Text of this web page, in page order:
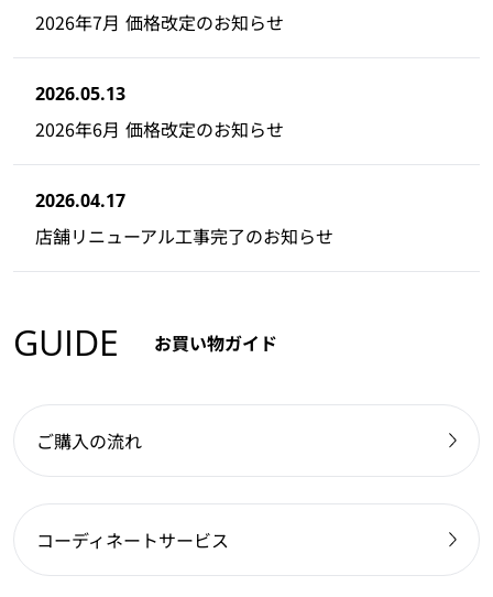
2026年7月 価格改定のお知らせ
2026.05.13
2026年6月 価格改定のお知らせ
2026.04.17
店舗リニューアル工事完了のお知らせ
GUIDE お買い物ガイド
ご購入の流れ
コーディネートサービス